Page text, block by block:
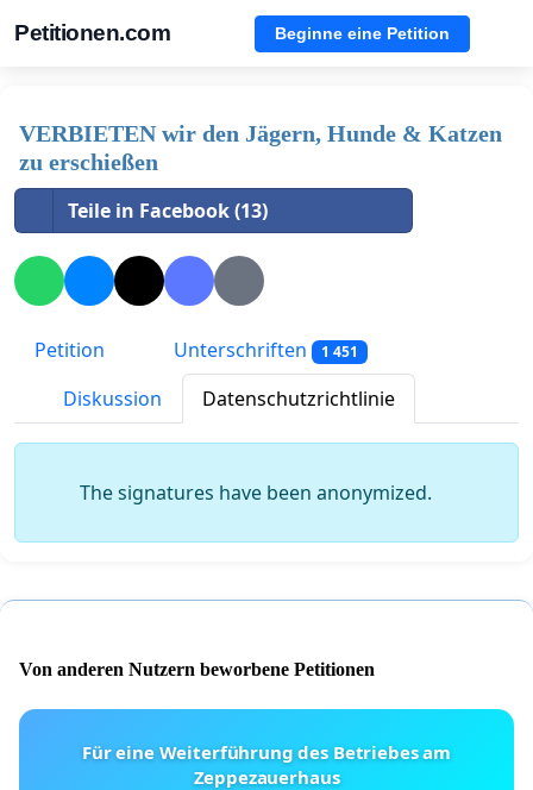
Petitionen.com Beginne eine Petition
VERBIETEN wir den Jägern, Hunde & Katzen
zu erschießen
Teile in Facebook (13)
Petition Unterschriften 1 451
Diskussion Datenschutzrichtlinie
The signatures have been anonymized.
Von anderen Nutzern beworbene Petitionen
Für eine Weiterführung des Betriebes am
Zeppezauerhaus